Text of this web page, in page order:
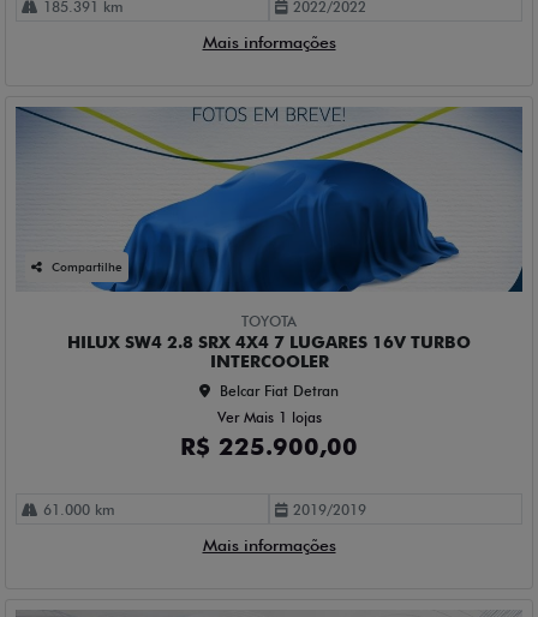
185.391 km 2022/2022
Mais informações
Compartilhe
TOYOTA
HILUX SW4 2.8 SRX 4X4 7 LUGARES 16V TURBO
INTERCOOLER
Belcar Fiat Detran
Ver Mais 1 lojas
R$ 225.900,00
61.000 km 2019/2019
Mais informações